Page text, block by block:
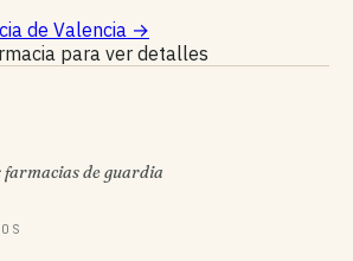
de Valencia →
para ver detalles
de guardia